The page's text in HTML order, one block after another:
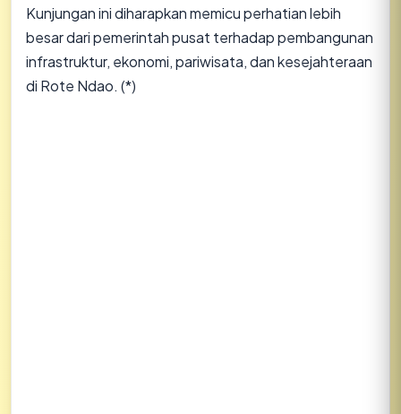
Kunjungan ini diharapkan memicu perhatian lebih
besar dari pemerintah pusat terhadap pembangunan
infrastruktur, ekonomi, pariwisata, dan kesejahteraan
di Rote Ndao. (*)